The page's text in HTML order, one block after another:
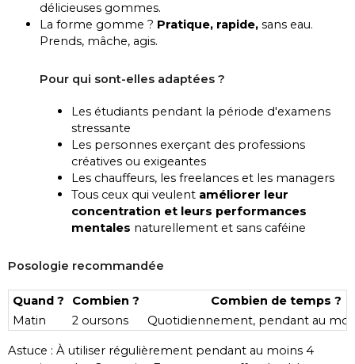
délicieuses gommes.
La forme gomme ? Pratique, rapide, sans eau.
Prends, mâche, agis.
Pour qui sont-elles adaptées ?
Les étudiants pendant la période d'examens
stressante
Les personnes exerçant des professions
créatives ou exigeantes
Les chauffeurs, les freelances et les managers
Tous ceux qui veulent améliorer leur
concentration et leurs performances
mentales naturellement et sans caféine
Posologie recommandée
Quand ? Combien ?
Combien de temps ?
Matin
2 oursons Quotidiennement, pendant au
Astuce : À utiliser régulièrement pendant au moins 4